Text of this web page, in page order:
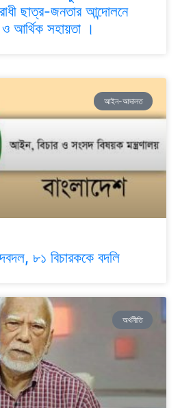
ছাত্র-জনতার আন্দোলনে
আর্থিক সহায়তা ।
আইন-আদালত
৮১ বিচারককে বদলি
অর্থনীতি